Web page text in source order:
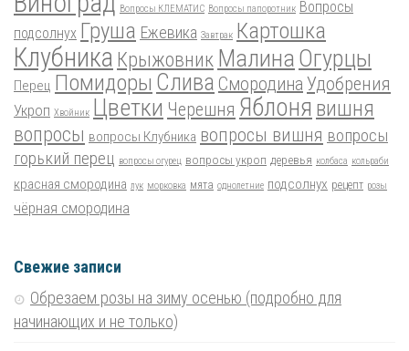
Вопросы КЛЕМАТИС Вопросы папоротник Вопросы
подсолнух Груша Ежевика Завтрак Картошка
Клубника Крыжовник Малина Огурцы
Перец Помидоры Слива Смородина Удобрения
Укроп Хвойник Цветки Черешня Яблоня вишня
вопросы вопросы Клубника вопросы вишня вопросы
горький перец вопросы огурец вопросы укроп деревья колбаса кольраби
красная смородина лук морковка мята однолетние подсолнух рецепт розы
чёрная смородина
Свежие записи
Обрезаем розы на зиму осенью (подробно для
начинающих и не только)